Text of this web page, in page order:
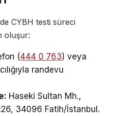
CYBH testi süreci
oluşur:
(444 0 763) veya
randevu
Haseki Sultan Mh.,
34096 Fatih/İstanbul.